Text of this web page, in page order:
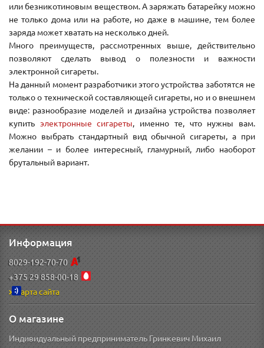
или безникотиновым веществом. А заряжать батарейку можно
не только дома или на работе, но даже в машине, тем более
заряда может хватать на несколько дней.
Много преимуществ, рассмотренных выше, действительно
позволяют сделать вывод о полезности и важности
электронной сигареты.
На данный момент разработчики этого устройства заботятся не
только о технической составляющей сигареты, но и о внешнем
виде: разнообразие моделей и дизайна устройства позволяет
купить электронные сигареты, именно те, что нужны вам.
Можно выбрать стандартный вид обычной сигареты, а при
желании – и более интересный, гламурный, либо наоборот
брутальный вариант.
Информация
8029-192-70-70
+375 29 858-00-18
Карта сайта
О магазине
Индивидуальный предприниматель Гринкевич Михаил